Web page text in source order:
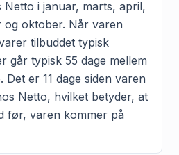
i januar, marts, april,
og oktober. Når varen
tilbuddet typisk
går typisk 55 dage mellem
Det er 11 dage siden varen
Netto, hvilket betyder, at
før, varen kommer på